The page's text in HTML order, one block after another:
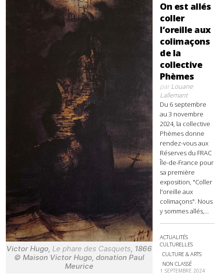
Victor Hugo, Le phare des Casquets , 1866
© Maison Victor Hugo, donation Paul
Meurice
On est allés
coller
l’oreille aux
colimaçons
de la
collective
Phèmes
parLouane
Lallemant
Du 6 septembre
au 3 novembre
2024, la collective
Phèmes donne
rendez-vous aux
Réserves du FRAC
Île-de-France pour
sa première
exposition, "Coller
l'oreille aux
colimaçons". Nous
y sommes allés,...
ACTUALITÉS
CULTURELLES
CULTURE & ARTS
NON CLASSÉ
1 SEPTEMBRE 2024